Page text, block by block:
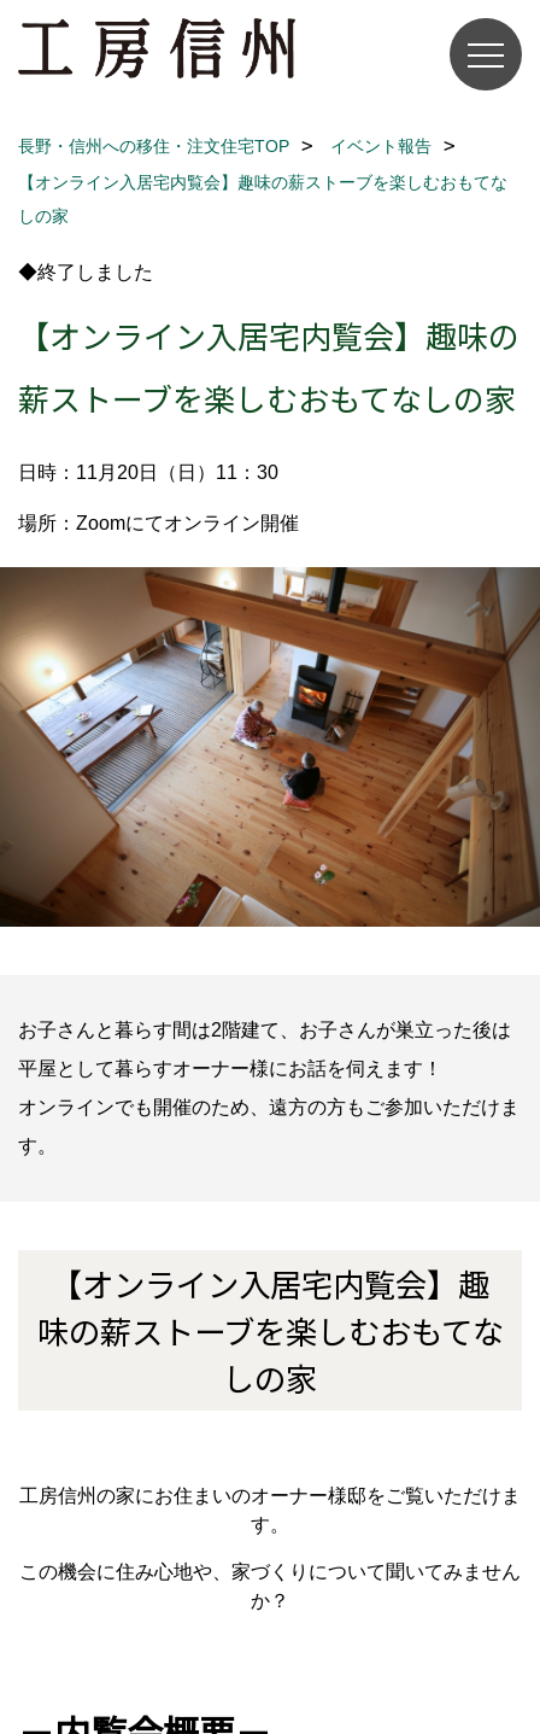
長野・信州への移住・注文住宅TOP
イベント報告
【オンライン入居宅内覧会】趣味の薪ストーブを楽しむおもてな
しの家
◆終了しました
【オンライン入居宅内覧会】趣味の
薪ストーブを楽しむおもてなしの家
日時：11月20日（日）11：30
場所：Zoomにてオンライン開催
お子さんと暮らす間は2階建て、お子さんが巣立った後は
平屋として暮らすオーナー様にお話を伺えます！
オンラインでも開催のため、遠方の方もご参加いただけま
す。
【オンライン入居宅内覧会】趣
味の薪ストーブを楽しむおもてな
しの家
工房信州の家にお住まいのオーナー様邸をご覧いただけま
す。
この機会に住み心地や、家づくりについて聞いてみません
か？